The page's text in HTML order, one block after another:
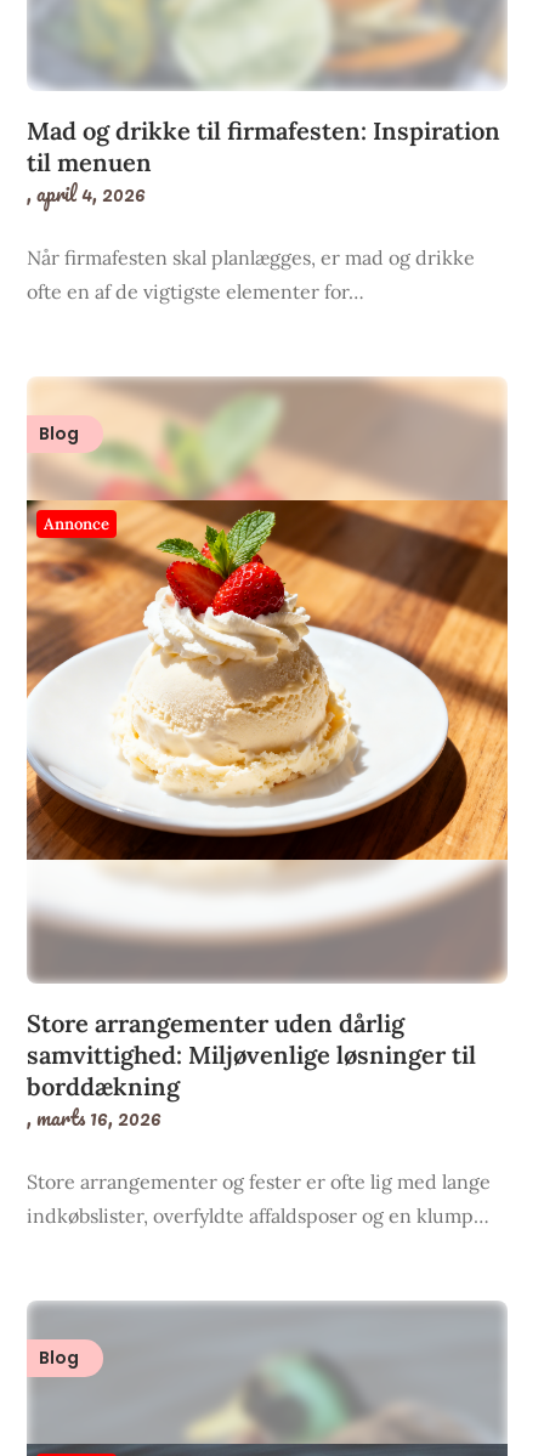
Mad og drikke til firmafesten: Inspiration
til menuen
,april 4, 2026
Når firmafesten skal planlægges, er mad og drikke
ofte en af de vigtigste elementer for…
Blog
Annonce
Store arrangementer uden dårlig
samvittighed: Miljøvenlige løsninger til
borddækning
,marts 16, 2026
Store arrangementer og fester er ofte lig med lange
indkøbslister, overfyldte affaldsposer og en klump…
Blog